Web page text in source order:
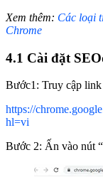
Xem thêm: Các loại
Chrome
4.1 Cài đặt
Bước1: Truy cập link
https://
hl=vi
Bước 2: Ấn vào nút